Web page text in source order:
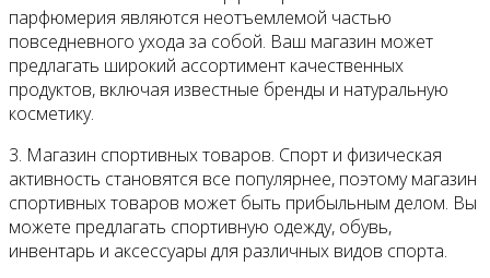
парфюмерия являются неотъемлемой частью
повседневного ухода за собой. Ваш магазин может
предлагать широкий ассортимент качественных
продуктов, включая известные бренды и натуральную
косметику.
3. Магазин спортивных товаров. Спорт и физическая
активность становятся все популярнее, поэтому магазин
спортивных товаров может быть прибыльным делом. Вы
можете предлагать спортивную одежду, обувь,
инвентарь и аксессуары для различных видов спорта.